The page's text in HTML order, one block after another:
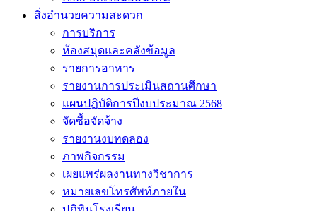
สิ่งอำนวยความสะดวก
การบริการ
ห้องสมุดและคลังข้อมูล
รายการอาหาร
รายงานการประเมินสถานศึกษา
แผนปฏิบัติการปีงบประมาณ 2568
จัดซื้อจัดจ้าง
รายงานงบทดลอง
ภาพกิจกรรม
เผยแพร่ผลงานทางวิชาการ
หมายเลขโทรศัพท์ภายใน